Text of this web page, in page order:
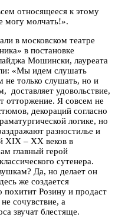
относящееся к этому
могу молчать!».
в московском театре
в постановке
Мошински, лауреата
«Мы идем слушать
только слушать, но и
доставляет удовольствие,
отторжение. Я совсем не
декораций согласно
логике, но
разностилье и
XIX – XX веков в
главный герой
сутенера.
Да, но делает он
же создается
похитит Розину и продаст
сочувствие, а
звучат блестяще.